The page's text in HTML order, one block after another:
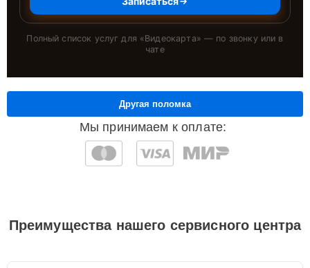
Полный список услуг для «Видеокарта» — по звонку или в
чате
Мы принимаем к оплате:
Другая поломка
Преимущества нашего сервисного центра